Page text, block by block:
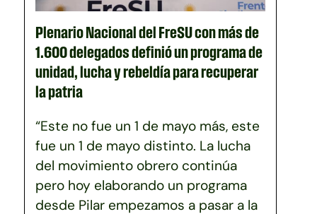
Plenario Nacional del FreSU con más de
1.600 delegados definió un programa de
unidad, lucha y rebeldía para recuperar
la patria
“Este no fue un 1 de mayo más, este
fue un 1 de mayo distinto. La lucha
del movimiento obrero continúa
pero hoy elaborando un programa
desde Pilar empezamos a pasar a la